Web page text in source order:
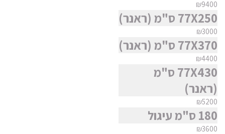
₪9400
77X250 ס"מ (ראנר)
₪3000
77X370 ס"מ (ראנר)
₪4400
77X430 ס"מ
(ראנר)
₪5200
180 ס"מ עיגול
₪3600